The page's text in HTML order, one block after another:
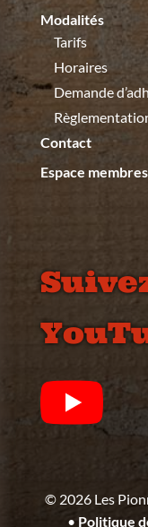
Modalités
Tarifs
Horaires
Demande
Contact
Espace membres
© 2026 Les
• Politique